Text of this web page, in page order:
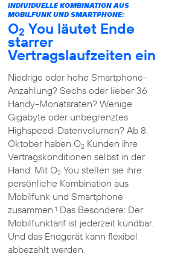
INDIVIDUELLE KOMBINATION AUS
MOBILFUNK UND SMARTPHONE:
O2 You läutet Ende
starrer
Vertragslaufzeiten ein
Niedrige oder hohe Smartphone-
Anzahlung? Sechs oder lieber 36
Handy-Monatsraten? Wenige
Gigabyte oder unbegrenztes
Highspeed-Datenvolumen? Ab 8.
Oktober haben O2Kunden ihre
Vertragskonditionen selbst in der
Hand: Mit O2You stellen sie ihre
persönliche Kombination aus
Mobilfunk und Smartphone
zusammen.1 Das Besondere: Der
Mobilfunktarif ist jederzeit kündbar.
Und das Endgerät kann flexibel
abbezahlt werden.